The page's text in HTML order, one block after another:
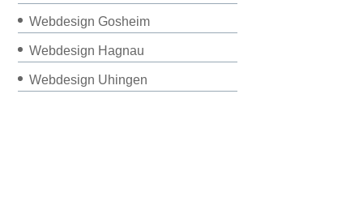
Webdesign Gosheim
Webdesign Hagnau
Webdesign Uhingen